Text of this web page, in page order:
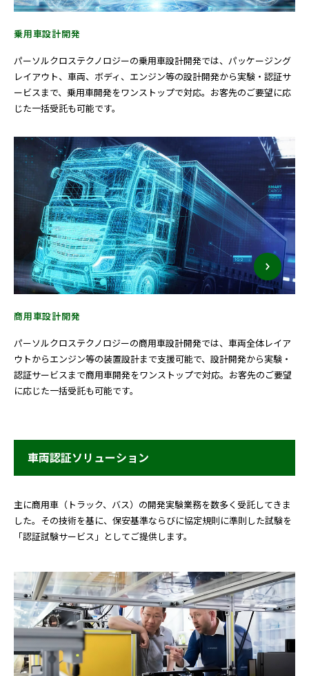
乗用車設計開発
パーソルクロステクノロジーの乗用車設計開発では、パッケージング
レイアウト、車両、ボディ、エンジン等の設計開発から実験・認証サ
ービスまで、乗用車開発をワンストップで対応。お客先のご要望に応
じた一括受託も可能です。
商用車設計開発
パーソルクロステクノロジーの商用車設計開発では、車両全体レイア
ウトからエンジン等の装置設計まで支援可能で、設計開発から実験・
認証サービスまで商用車開発をワンストップで対応。お客先のご要望
に応じた一括受託も可能です。
車両認証ソリューション
主に商用車（トラック、バス）の開発実験業務を数多く受託してきま
した。その技術を基に、保安基準ならびに協定規則に準則した試験を
「認証試験サービス」としてご提供します。